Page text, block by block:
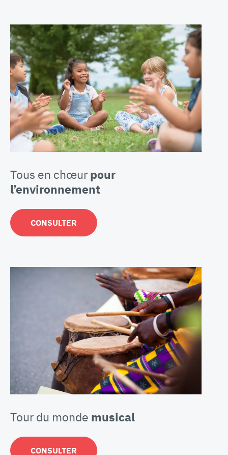
Tous en chœur pour
l’environnement
CONSULTER
Tour du monde musical
CONSULTER